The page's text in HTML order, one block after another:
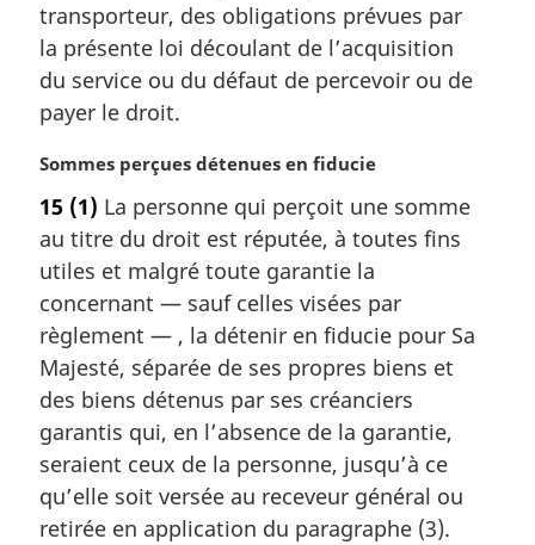
e
:
transporteur, des obligations prévues par
la présente loi découlant de l’acquisition
du service ou du défaut de percevoir ou de
payer le droit.
N
t
e
m
a
g
i
n
a
l
e
:
Sommes perçues détenues en fiducie
15 (1) La personne qui perçoit une somme
au titre du droit est réputée, à toutes fins
utiles et malgré toute garantie la
concernant — sauf celles visées par
règlement — , la détenir en fiducie pour Sa
Majesté, séparée de ses propres biens et
des biens détenus par ses créanciers
garantis qui, en l’absence de la garantie,
seraient ceux de la personne, jusqu’à ce
qu’elle soit versée au receveur général ou
retirée en application du paragraphe (3).